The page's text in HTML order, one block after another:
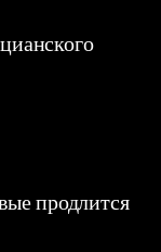
продлится